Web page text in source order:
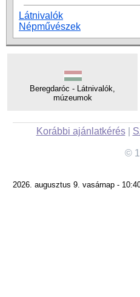
Látnivalók
Népművészek
Beregdaróc - Látnivalók,
múzeumok
Korábbi ajánlatkérés|
©
2026. augusztus 9. vasárnap -